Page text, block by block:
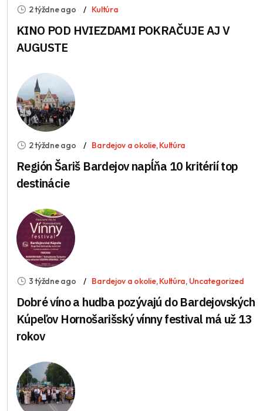
2 týždne ago Kultúra
KINO POD HVIEZDAMI POKRAČUJE AJ V
AUGUSTE
2 týždne ago Bardejov a okolie,Kultúra
Región Šariš Bardejov napĺňa 10 kritérií top
destinácie
3 týždne ago Bardejov a okolie,Kultúra, Uncategorized
Dobré víno a hudba pozývajú do Bardejovských
Kúpeľov Hornošarišský vínny festival má už 13
rokov